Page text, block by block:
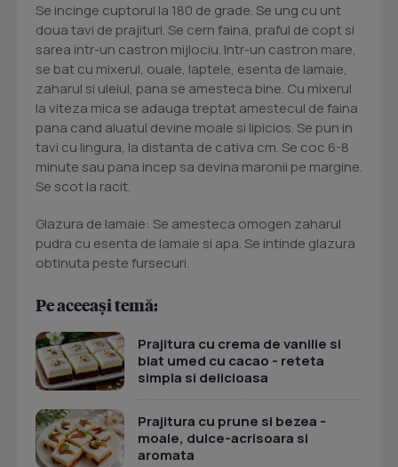
Se incinge cuptorul la 180 de grade. Se ung cu unt
doua tavi de prajituri. Se cern faina, praful de copt si
sarea intr-un castron mijlociu. Intr-un castron mare,
se bat cu mixerul, ouale, laptele, esenta de lamaie,
zaharul si uleiul, pana se amesteca bine. Cu mixerul
la viteza mica se adauga treptat amestecul de faina
pana cand aluatul devine moale si lipicios. Se pun in
tavi cu lingura, la distanta de cativa cm. Se coc 6-8
minute sau pana incep sa devina maronii pe margine.
Se scot la racit.
Glazura de lamaie: Se amesteca omogen zaharul
pudra cu esenta de lamaie si apa. Se intinde glazura
obtinuta peste fursecuri.
Pe aceeași temă:
Prajitura cu crema de vanilie si
blat umed cu cacao - reteta
simpla si delicioasa
Prajitura cu prune si bezea -
moale, dulce-acrisoara si
aromata